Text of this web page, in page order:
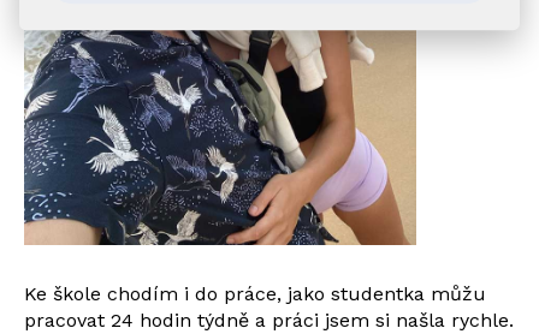
Ke škole chodím i do práce, jako studentka můžu
pracovat 24 hodin týdně a práci jsem si našla rychle.